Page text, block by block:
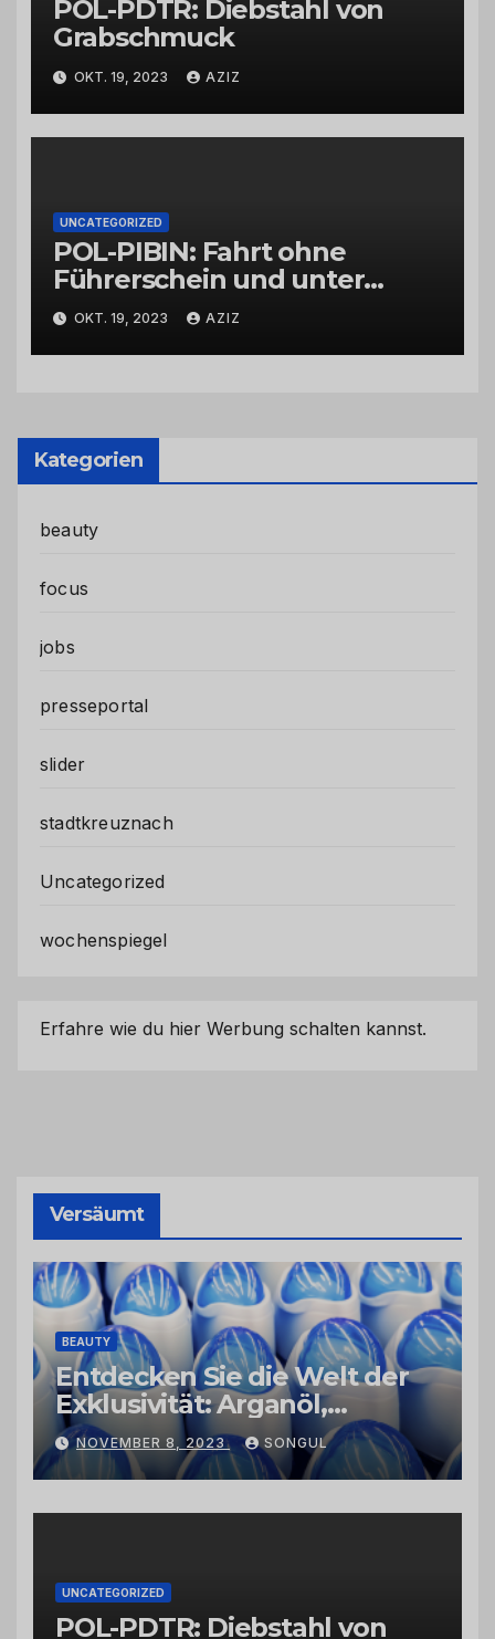
POL-PDTR: Diebstahl von
Grabschmuck
OKT. 19, 2023 AZIZ
UNCATEGORIZED
POL-PIBIN: Fahrt ohne
Führerschein und unter
Einfluss von Drogen
OKT. 19, 2023 AZIZ
Kategorien
beauty
focus
jobs
presseportal
slider
stadtkreuznach
Uncategorized
wochenspiegel
Erfahre wie du hier Werbung schalten kannst.
Versäumt
BEAUTY
Entdecken Sie die Welt der
Exklusivität: Arganöl,
Kaktusfeigenkernöl und
Schwarzkümmelöl von
vertrauenswürdigen
Großhändlern und Anbietern
NOVEMBER 8, 2023 SONGUL
UNCATEGORIZED
POL-PDTR: Diebstahl von